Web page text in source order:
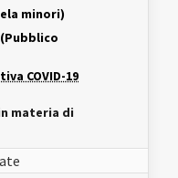
minori)
(Pubblico
COVID-19
materia di